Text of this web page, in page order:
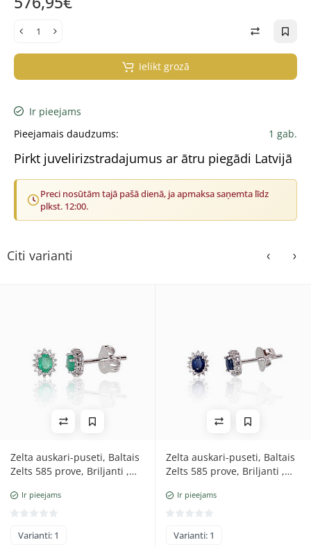
Ielikt grozā
Ir pieejams
Pieejamais daudzums:
1 gab.
Pirkt juvelirizstradajumus ar ātru piegādi Latvijā
Preci nosūtām tajā pašā dienā, ja apmaksa saņemta līdz
plkst. 12:00.
Citi varianti
Zelta auskari-puseti, Baltais
Zelts 585 prove, Briljanti ,
Ir pieejams
Varianti: 1
Zelta auskari-puseti, Baltais
Zelts 585 prove, Briljanti ,
Ir pieejams
Varianti: 1